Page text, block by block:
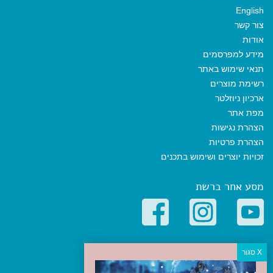
English
צור קשר
אודות
מידע למפרסמים
תנאי שימוש באתר
רשימת מוצרים
ארכיון ניוזלטר
מפת אתר
הצהרת נגישות
הצהרת פרטיות
זכויות יוצרים ושימוש בתכנים
מסע אחר ברשת
קטגוריות פופולריות
יעדים